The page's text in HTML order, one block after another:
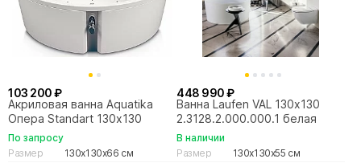
103 200 ₽
Акриловая ванна Aquatika
Опера Standart 130х130
По запросу
Размер
130x130x66 см
448 990 ₽
Ванна Laufen VAL 130х130
2.3128.2.000.000.1 белая
В наличии
Размер
130x130x55 см